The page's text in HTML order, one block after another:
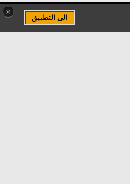
×
الى التطبيق